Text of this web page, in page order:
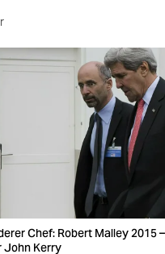
Chef: Robert Malley 2015
John Kerry